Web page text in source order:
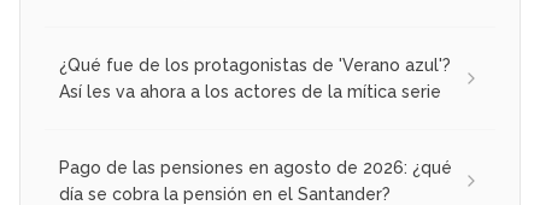
¿Qué fue de los protagonistas de 'Verano azul'?
Así les va ahora a los actores de la mítica serie
Pago de las pensiones en agosto de 2026: ¿qué
día se cobra la pensión en el Santander?